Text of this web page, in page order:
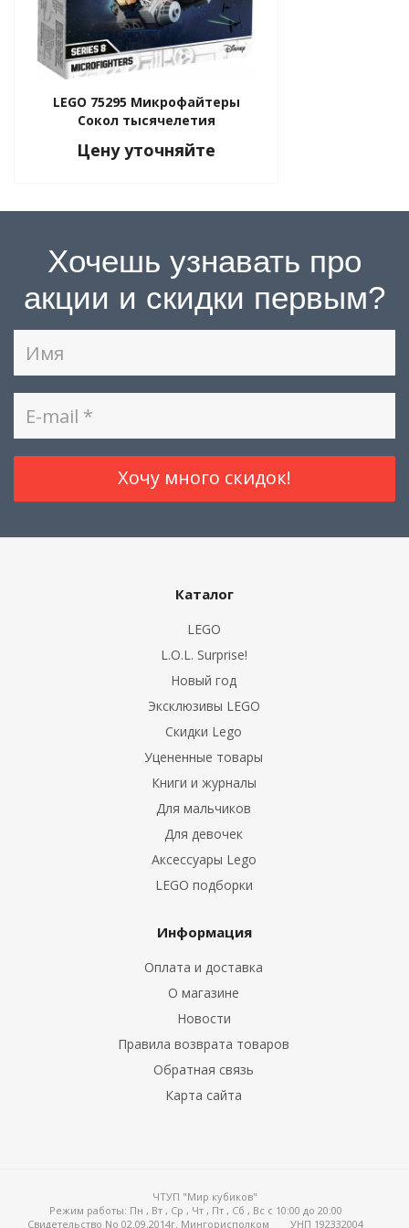
LEGO 75295 Микрофайтеры
Сокол тысячелетия
Цену уточняйте
Хочешь узнавать про
акции и скидки первым?
Каталог
LEGO
L.O.L. Surprise!
Новый год
Эксклюзивы LEGO
Скидки Lego
Уцененные товары
Книги и журналы
Для мальчиков
Для девочек
Аксессуары Lego
LEGO подборки
Информация
Оплата и доставка
О магазине
Новости
Правила возврата товаров
Обратная связь
Карта сайта
ЧТУП "Мир кубиков"
Режим работы: Пн , Вт , Ср , Чт , Пт , Сб , Вс c 10:00 до 20:00
Свидетельство No 02.09.2014г. Мингорисполком
УНП 192332004